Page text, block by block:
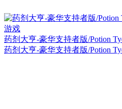
药剂大亨-豪华支持者版/Potion
药剂大亨-豪华支持者版/Potion